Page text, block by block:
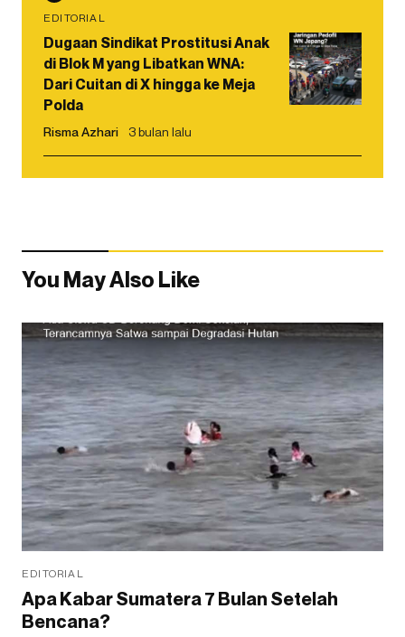
EDITORIAL
Dugaan Sindikat Prostitusi Anak
di Blok M yang Libatkan WNA:
Dari Cuitan di X hingga ke Meja
Polda
Risma Azhari 3 bulan lalu
You May Also Like
EDITORIAL
Apa Kabar Sumatera 7 Bulan Setelah
Bencana?